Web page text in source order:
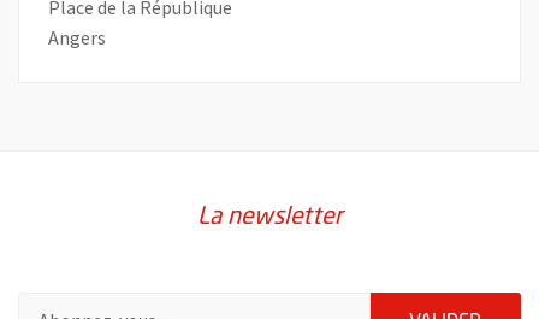
Place de la République
Angers
La newsletter